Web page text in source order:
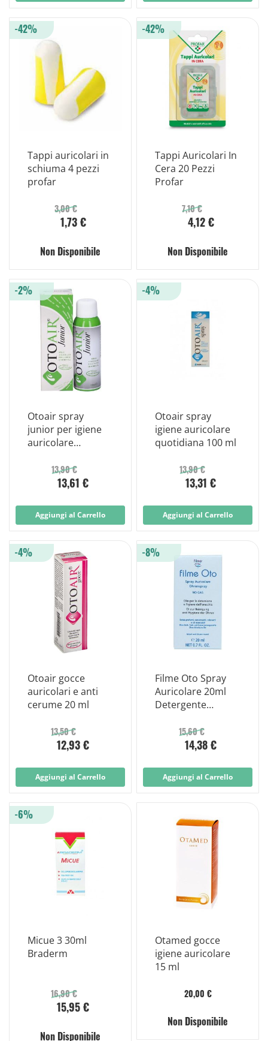
Tappi auricolari in
schiuma 4 pezzi
profar
3,00 €
1,73 €
-42%
Non Disponibile
Tappi Auricolari In
Cera 20 Pezzi
Profar
7,10 €
4,12 €
-42%
Non Disponibile
Otoair spray
junior per igiene
auricolare
13,90 €
13,61 €
-2%
Aggiungi al Carrello
Otoair spray
igiene auricolare
quotidiana 100 ml
13,90 €
13,31 €
-4%
Aggiungi al Carrello
Otoair gocce
auricolari e anti
cerume 20 ml
13,50 €
12,93 €
-4%
Aggiungi al Carrello
Filme Oto Spray
Auricolare 20ml
Detergente
15,60 €
14,38 €
-8%
Aggiungi al Carrello
Micue 3 30ml
Braderm
16,90 €
15,95 €
-6%
Non Disponibile
Otamed gocce
igiene auricolare
15 ml
20,00 €
Non Disponibile